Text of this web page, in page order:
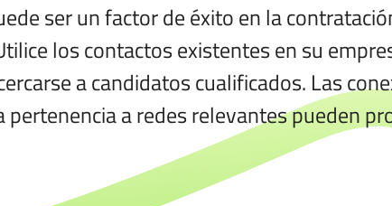
ser un factor de éxito en la
los contactos existentes en su
a candidatos cualificados. Las
pertenencia a redes relevantes pueden